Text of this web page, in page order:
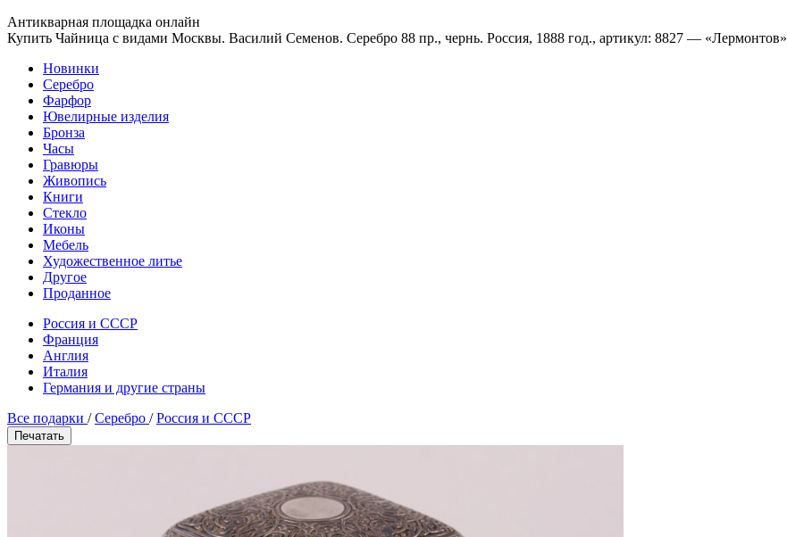
Антикварная площадка онлайн
Купить Чайница с видами Москвы. Василий Семенов. Серебро 88 пр., чернь. Россия, 1888 год., артикул: 8827 — «Лермонтов»
Новинки
Серебро
Фарфор
Ювелирные изделия
Бронза
Часы
Гравюры
Живопись
Книги
Стекло
Иконы
Мебель
Художественное литье
Другое
Проданное
Россия и СССР
Франция
Англия
Италия
Германия и другие страны
Все подарки /Серебро /Россия и СССР